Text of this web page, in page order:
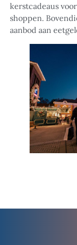
kerstcadeaus
shoppen.
aanbod aan